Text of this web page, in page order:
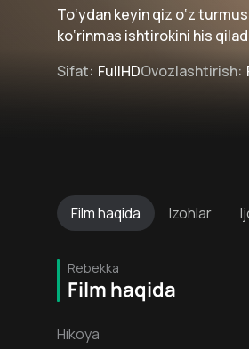
To‘ydan keyin qiz o‘z
ko‘rinmas ishtirokini his
Sifat: FullHDOvozlashtirish:
Filmhaqida Izohlar
Rebekka
Film haqida
Hikoya